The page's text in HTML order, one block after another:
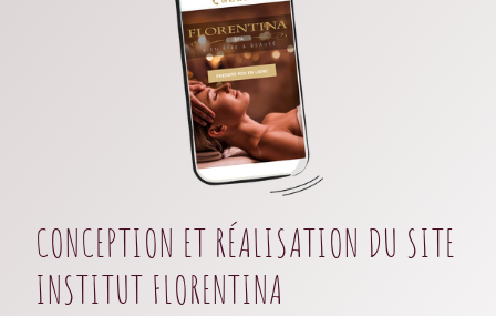
CONCEPTION ET RÉALISATION DU SITE
INSTITUT FLORENTINA